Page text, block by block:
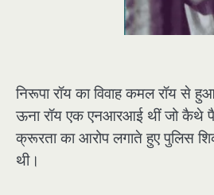
निरूपा रॉय का विवाह कमल रॉय से
ऊना रॉय एक एनआरआई थीं जो कैथे
क्रूरता का आरोप लगाते हुए पुलिस
थी।